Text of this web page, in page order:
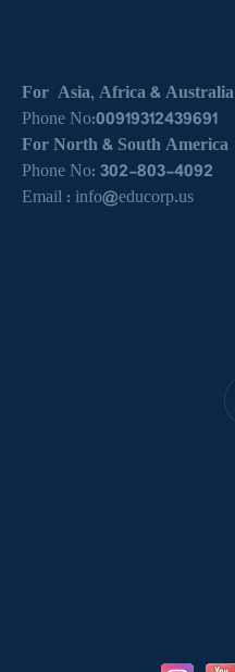
For Asia, Africa & Australia
Phone No:00919312439691
For North & South America
Phone No: 302-803-4092
Email :info@educorp.us